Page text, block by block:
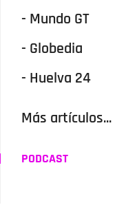
- Mundo GT
- Globedia
- Huelva 24
Más artículos...
PODCAST